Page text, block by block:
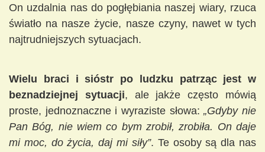
On uzdalnia nas do pogłębiania naszej wiary, rzuca
światło na nasze życie, nasze czyny, nawet w tych
najtrudniejszych sytuacjach.
Wielu braci i sióstr po ludzku patrząc jest w
beznadziejnej sytuacji, ale jakże często mówią
proste, jednoznaczne i wyraziste słowa:„Gdyby nie
Pan Bóg, nie wiem co bym zrobił, zrobiła. On daje
mi moc, do życia, daj mi siły”. Te osoby są dla nas